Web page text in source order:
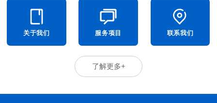
关于我们 服务项目 联系我们
了解更多+